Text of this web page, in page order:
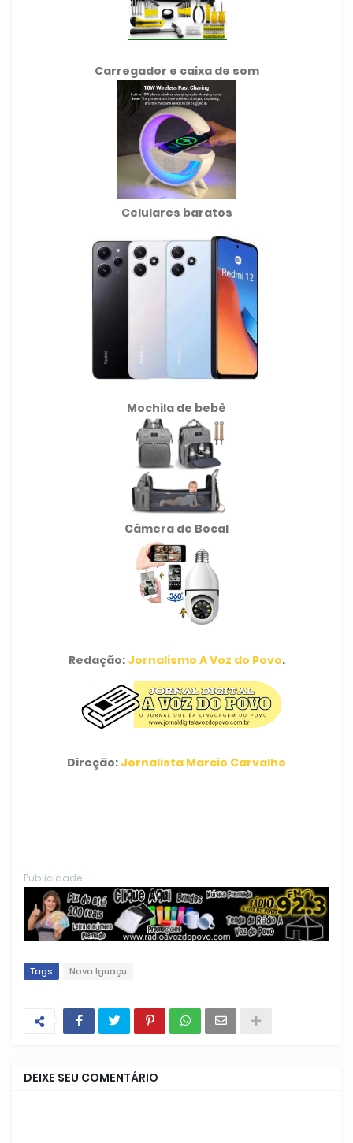
Carregador e caixa de som
Celulares baratos
Mochila de bebê
Câmera de Bocal
Redação: Jornalismo A Voz do Povo.
Direção: Jornalista Marcio Carvalho
Publicidade
Tags Nova Iguaçu
DEIXE SEU COMENTÁRIO